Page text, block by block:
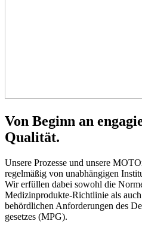
Von Beginn an
Qualität.
Unsere Prozesse und unsere
regelmäßig von unabhängigen
Wir erfüllen dabei sowohl die
Medizinprodukte-Richtlinie als
behördlichen Anforderungen des
gesetzes (MPG).